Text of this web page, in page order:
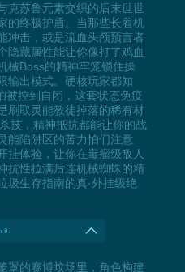
克苏鲁元素交织的后末世世
的终极护盾。当那些长着机
冲击，或是流血头颅预言者
隐藏属性能让你像打了鸡血
械Boss的精神牢笼锁住操
输出模式。硬核玩家都知
被控到自闭，这套状态免疫
刷取灵能教徒掉落的稀有材
技，精神抵抗都能让你的战
能陷阱区的苦力怕们注意
挂体验，让你在毒瘤级敌人
抗性拉满后连机械蜘蛛的精
圾生存指南的真·外挂级绝
9
罩的赛博坟场里，角色构建